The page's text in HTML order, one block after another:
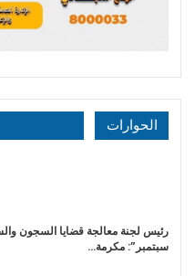
الحوارات
سبتمبر”: مكرمة…